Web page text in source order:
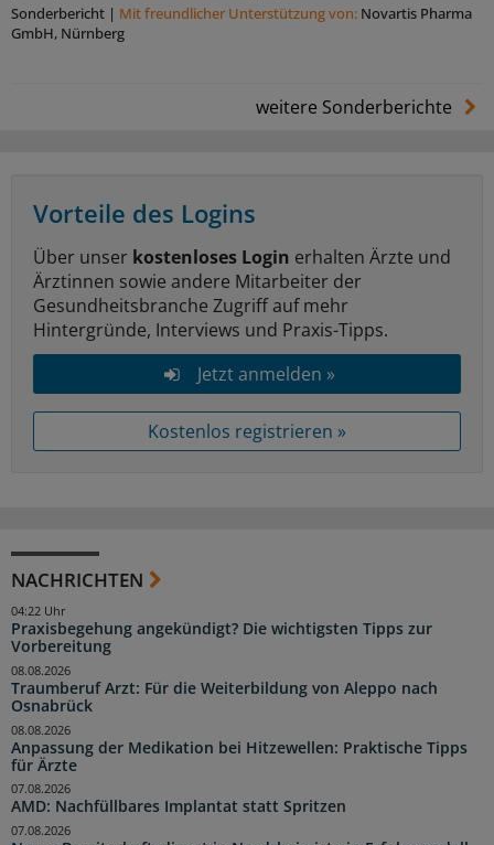
Sonderbericht | Mit freundlicher Unterstützung von: Novartis Pharma
GmbH, Nürnberg
weitere Sonderberichte
Vorteile des Logins
Über unser kostenloses Login erhalten Ärzte und
Ärztinnen sowie andere Mitarbeiter der
Gesundheitsbranche Zugriff auf mehr
Hintergründe, Interviews und Praxis-Tipps.
Jetzt anmelden »
Kostenlos registrieren »
NACHRICHTEN
Praxisbegehung angekündigt? Die wichtigsten Tipps zur
Vorbereitung
04:22 Uhr
Traumberuf Arzt: Für die Weiterbildung von Aleppo nach
Osnabrück
08.08.2026
Anpassung der Medikation bei Hitzewellen: Praktische Tipps
für Ärzte
08.08.2026
AMD: Nachfüllbares Implantat statt Spritzen
07.08.2026
07.08.2026